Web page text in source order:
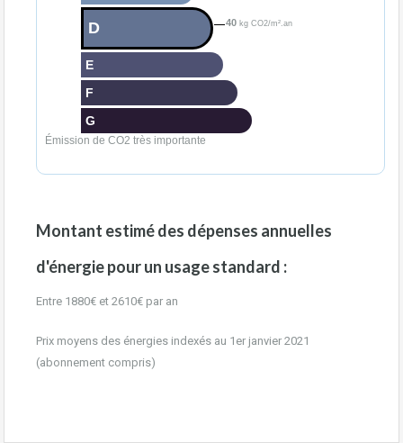
D 40 kg CO2/m².an
E
F
G
Émission de CO2 très importante
Montant estimé des dépenses annuelles
d'énergie pour un usage standard :
Entre 1880€ et 2610€ par an
Prix moyens des énergies indexés au 1er janvier 2021
(abonnement compris)